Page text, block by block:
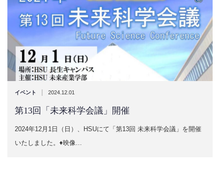
イベント | 2024.12.01
第13回「未来科学会議」開催
2024年12月1日（日）、HSUにて「第13回 未来科学会議」を開催
いたしました。♦映像…